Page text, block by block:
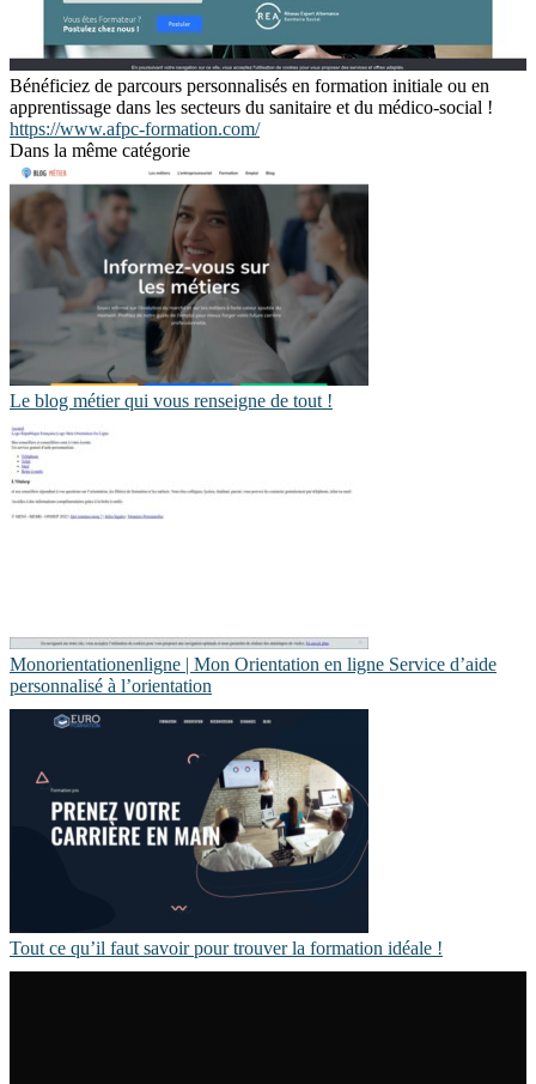
Bénéficiez de parcours personnalisés en formation initiale ou en
apprentissage dans les secteurs du sanitaire et du médico-social !
https://www.afpc-formation.com/
Dans la même catégorie
Le blog métier qui vous renseigne de tout !
Monorien­tatio­nenlig­ne | Mon Orientation en ligne Service d’aide
per­son­na­lisé à l’orientation
Tout ce qu’il faut savoir pour trouver la formation idéale !